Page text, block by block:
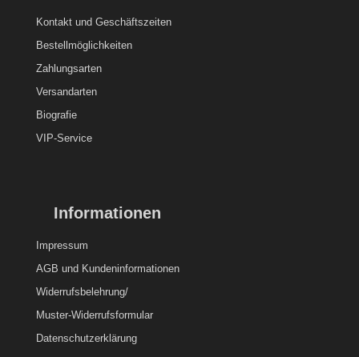
Kontakt und Geschäftszeiten
Bestellmöglichkeiten
Zahlungsarten
Versandarten
Biografie
VIP-Service
Informationen
Impressum
AGB und Kundeninformationen
Widerrufsbelehrung/
Muster-Widerrufsformular
Datenschutzerklärung